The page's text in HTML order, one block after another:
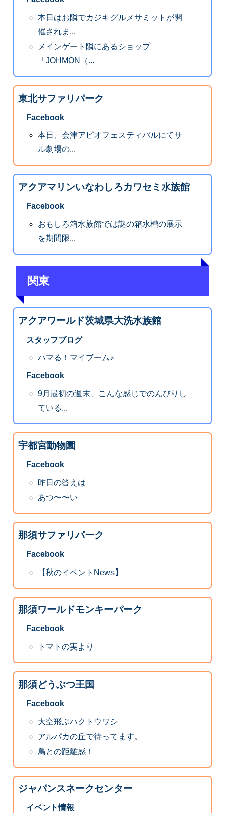
本日はお隣でカジキグルメサミットが開
催されま...
メインゲート隣にあるショップ
「JOHMON（...
東北サファリパーク
Facebook
本日、会津アピオフェスティバルにてサ
ル劇場の...
アクアマリンいなわしろカワセミ水族館
Facebook
おもしろ箱水族館では謎の箱水槽の展示
を期間限...
関東
アクアワールド茨城県大洗水族館
スタッフブログ
ハマる！マイブーム♪
Facebook
9月最初の週末、こんな感じでのんびりし
ている...
宇都宮動物園
Facebook
昨日の答えは
あつ〜〜い
那須サファリパーク
Facebook
【秋のイベントNews】
那須ワールドモンキーパーク
Facebook
トマトの実より
那須どうぶつ王国
Facebook
大空飛ぶハクトウワシ
アルパカの丘で待ってます。
鳥との距離感！
ジャパンスネークセンター
イベント情報